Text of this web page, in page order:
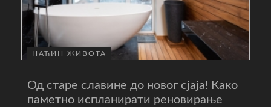
НАЋИН ЖИВОТА
Од старе славине до новог сјаја! Како
паметно испланирати реновирање